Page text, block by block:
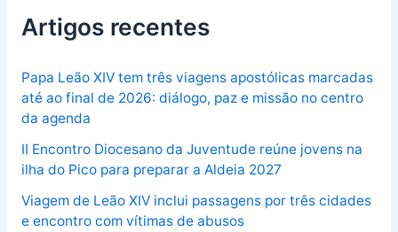
Artigos recentes
Papa Leão XIV tem três viagens apostólicas marcadas
até ao final de 2026: diálogo, paz e missão no centro
da agenda
II Encontro Diocesano da Juventude reúne jovens na
ilha do Pico para preparar a Aldeia 2027
Viagem de Leão XIV inclui passagens por três cidades
e encontro com vítimas de abusos